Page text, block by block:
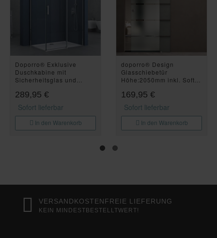
Doporro® Exklusive
Duschkabine mit
Sicherheitsglas und
80x120 cm Eck-Dusche
mit praktischer Schiebetür
Ravenna18K
289,95 €
Sofort lieferbar
In den Warenkorb
doporro® Design
Glasschiebetür
Höhe:2050mm inkl. Soft-
Wandabstand Schiebetür
mit ESG-Sicherheitsglas
Zimmertür Glas mit 5-
Milchglas-Streifen Amalfi
169,95 €
Sofort lieferbar
In den Warenkorb
VERSANDKOSTENFREIE LIEFERUNG
KEIN MINDESTBESTELLTWERT!